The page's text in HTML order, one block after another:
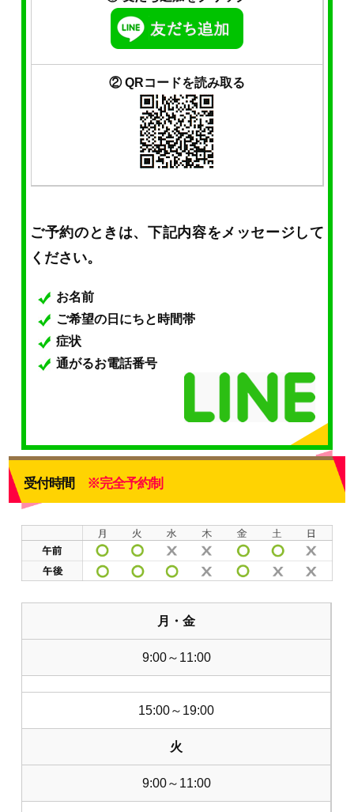
② QRコードを読み取る
ご予約のときは、下記内容をメッセージして
ください。
お名前
ご希望の日にちと時間帯
症状
通がるお電話番号
受付時間 ※完全予約制
月・金
9:00～11:00
15:00～19:00
火
9:00～11:00